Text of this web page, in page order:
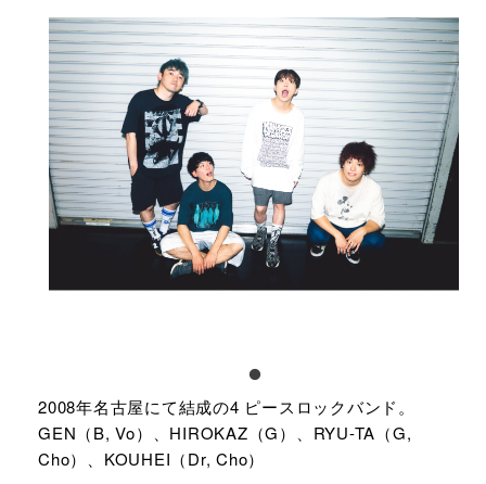
2008年名古屋にて結成の4 ピースロックバンド。
GEN（B, Vo）、HIROKAZ（G）、RYU-TA（G,
Cho）、KOUHEI（Dr, Cho）